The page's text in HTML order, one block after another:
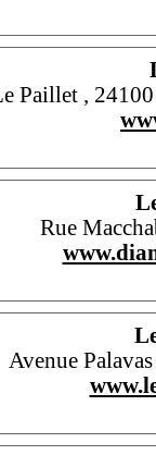
Paillet ,
Rue
Avenue